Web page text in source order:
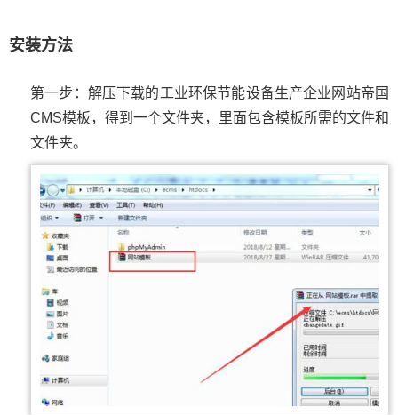
安装方法
第一步：解压下载的工业环保节能设备生产企业网站帝国
CMS模板，得到一个文件夹，里面包含模板所需的文件和
文件夹。